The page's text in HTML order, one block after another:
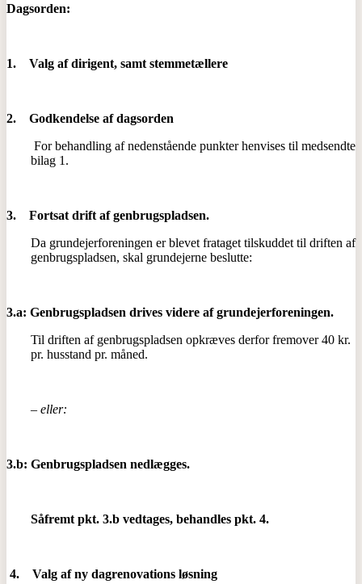
Dagsorden:
1. Valg af dirigent, samt stemmetællere
2. Godkendelse af dagsorden
For behandling af nedenstående punkter henvises til medsendte
bilag 1.
3. Fortsat drift af genbrugspladsen.
Da grundejerforeningen er blevet frataget tilskuddet til driften af
genbrugspladsen, skal grundejerne beslutte:
3.a: Genbrugspladsen drives videre af grundejerforeningen.
Til driften af genbrugspladsen opkræves derfor fremover 40 kr.
pr. husstand pr. måned.
– eller:
3.b: Genbrugspladsen nedlægges.
Såfremt pkt. 3.b vedtages, behandles pkt. 4.
4. Valg af ny dagrenovations løsning